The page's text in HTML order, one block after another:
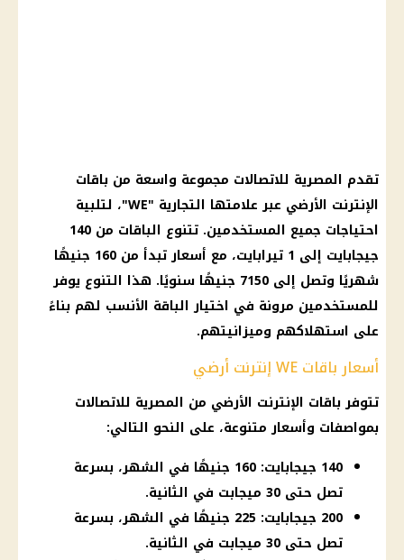
تقدم المصرية للاتصالات مجموعة واسعة من باقات
الإنترنت الأرضي عبر علامتها التجارية "WE"، لتلبية
احتياجات جميع المستخدمين. تتنوع الباقات من 140
جيجابايت إلى 1 تيرابايت، مع أسعار تبدأ من 160 جنيهًا
شهريًا وتصل إلى 7150 جنيهًا سنويًا. هذا التنوع يوفر
للمستخدمين مرونة في اختيار الباقة الأنسب لهم بناءً
على استهلاكهم وميزانيتهم.
أسعار باقات WE إنترنت أرضي
تتوفر باقات الإنترنت الأرضي من المصرية للاتصالات
بمواصفات وأسعار متنوعة، على النحو التالي:
140 جيجابايت: 160 جنيهًا في الشهر، بسرعة
تصل حتى 30 ميجابت في الثانية.
200 جيجابايت: 225 جنيهًا في الشهر، بسرعة
تصل حتى 30 ميجابت في الثانية.